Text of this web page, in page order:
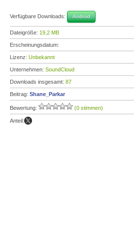
Verfügbare Downloads: Android
Dateigröße: 19,2 MB
Erscheinungsdatum:
Lizenz: Unbekannt
Unternehmen: SoundCloud
Downloads insgesamt: 87
Beitrag: Shane_Parkar
Bewertung: (0 stimmen)
Anteil: